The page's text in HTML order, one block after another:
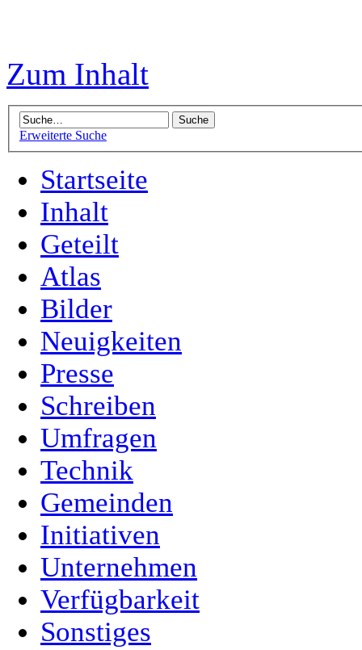
Zum Inhalt
Erweiterte Suche
Startseite
Inhalt
Geteilt
Atlas
Bilder
Neuigkeiten
Presse
Schreiben
Umfragen
Technik
Gemeinden
Initiativen
Unternehmen
Verfügbarkeit
Sonstiges